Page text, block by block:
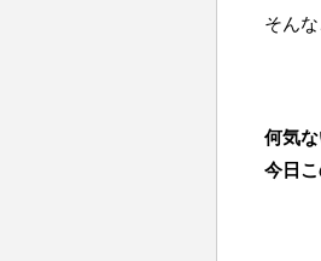
そん
何気
今日こ